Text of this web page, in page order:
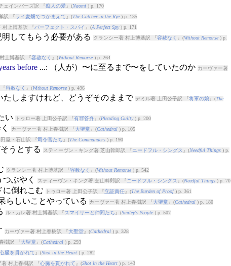
ェインバーズ訳 『痴人の愛』(Naomi) p. 170
訳 『 ライ麦畑でつかまえて 』(The Catcher in the Rye) p. 135
村上博基訳 『パーフェクト・スパイ 』(A Perfect Spy) p. 171
してもらう必要がある クランシー著 村上博基訳 『容赦なく 』(Without Remorse) p.
上博基訳 『容赦なく 』(Without Remorse) p. 264
before...: （人が）〜に至るまで〜をしていたのか カーヴァー著
容赦なく 』(Without Remorse) p. 496
たしますけれど、どうぞそのままで デミル著 上田公子訳 『将軍の娘 』(The
い トゥロー著 上田公子訳 『有罪答弁』(Pleading Guilty) p. 200
カーヴァー著 村上春樹訳 『 大聖堂』(Cathedral) p. 105
屋・石山訳 『司令官たち 』(The Commanders) p. 190
うとする スティーヴン・キング著 芝山幹郎訳 『 ニードフル・シングス 』(Needful Things) p.
クランシー著 村上博基訳 『容赦なく 』(Without Remorse) p. 542
ぶやく スティーヴン・キング著 芝山幹郎訳 『 ニードフル・シングス 』(Needful Things) p. 70
に倒れこむ トゥロー著 上田公子訳 『 立証責任』(The Burden of Proof) p. 361
らしいことやっている カーヴァー著 村上春樹訳 『 大聖堂』(Cathedral) p. 180
ル・カレ著 村上博基訳 『 スマイリーと仲間たち 』(Smiley's People) p. 507
カーヴァー著 村上春樹訳 『 大聖堂』(Cathedral) p. 328
樹訳 『 大聖堂』(Cathedral) p. 293
心臓を貫かれて 』(Shot in the Heart) p. 282
著 村上春樹訳 『心臓を貫かれて 』(Shot in the Heart) p. 143